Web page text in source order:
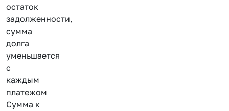
остаток
задолженности,
сумма
долга
уменьшается
с
каждым
платежом
Сумма к